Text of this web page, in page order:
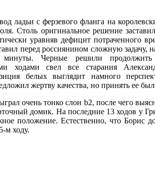
ладьи с ферзевого фланга на
Столь оригинальное решение
уравняв дефицит потраченного
перед россиянином сложную задачу,
Черные решили продолжить
ходами свел все старания
белых выглядит намного
жертву качества, но принять ее
очень тонко слон b2, после чего
домик. На последние 13 ходов у
положение. Естественно, что Борис
м ходу.